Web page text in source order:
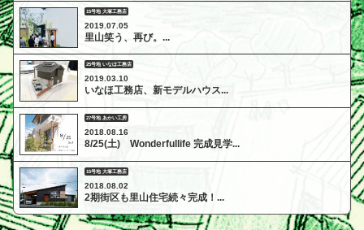
15号地 大塚工務店
2019.07.05
里山笑う、再び。...
25号地 いなほ工務店
2019.03.10
いなほ工務店、新モデルハウス...
27号地 あかい工房
2018.08.16
8/25(土) Wonderfullife 完成見学...
15号地 大塚工務店
2018.08.02
2期街区も里山住宅続々完成！...